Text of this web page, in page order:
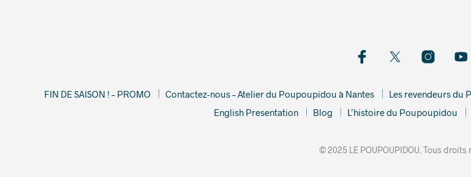
FIN DE SAISON ! – PROMO Contactez-nous – Atelier du Poupoupidou à Nantes Les revendeurs du
English Presentation
Blog L’histoire du Poupoupidou
© 2025 LE POUPOUPIDOU. Tous droits